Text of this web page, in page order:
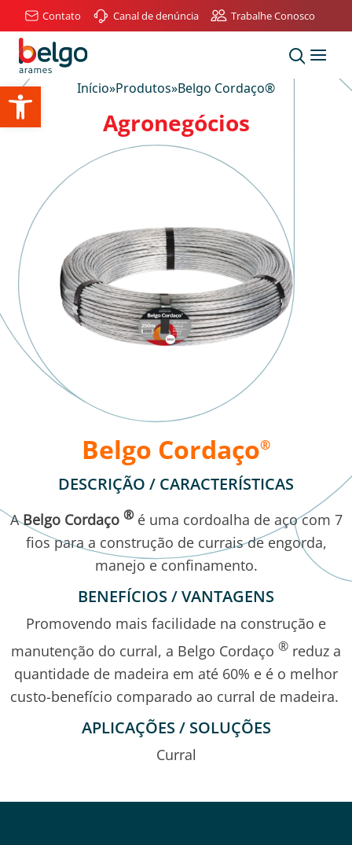
Abrir a barra de ferramentas
Contato Canal de denúncia Trabalhe Conosco
Início»Produtos»Belgo Cordaço®
Agronegócios
Belgo Cordaço®
DESCRIÇÃO / CARACTERÍSTICAS
ABelgo Cordaço ® é uma cordoalha de aço com 7
fios para a construção de currais de engorda,
manejo e confinamento.
BENEFÍCIOS / VANTAGENS
Promovendo mais facilidade na construção e
manutenção do curral, a Belgo Cordaço ® reduz a
quantidade de madeira em até 60% e é o melhor
custo-benefício comparado ao curral de madeira.
APLICAÇÕES / SOLUÇÕES
Curral